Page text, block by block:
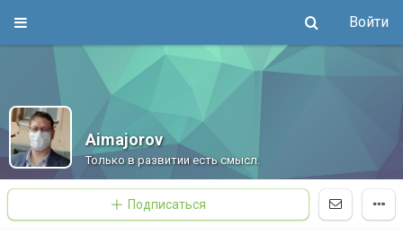
Войти
Aimajorov
Только в развитии есть смысл.
Подписаться